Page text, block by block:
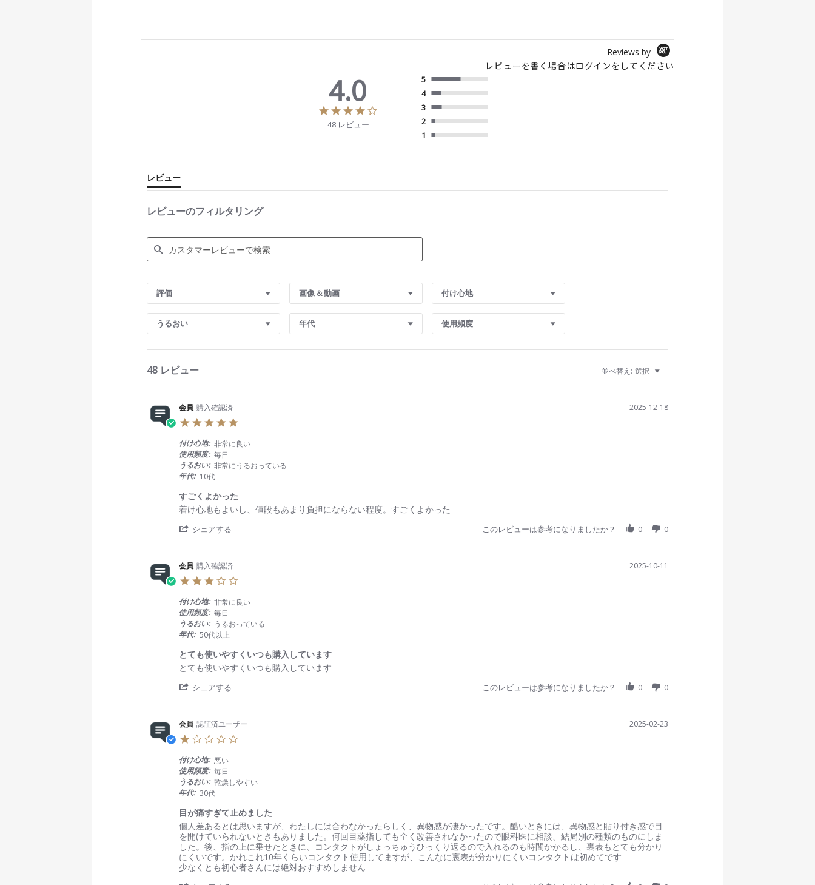
レビューを書く場合はログインをしてください
Reviews by
4.0
a
48 レビュー
5
4
3
2
1
レビュー
レビューのフィルタリング
e
i
評価 画像 & 動画 付け心地
うるおい 年代 使用頻度
48 レビュー 並べ替え: 選択
会員 購入確認済
0
t
a
a
t
g
付け心地: 非常に良い
使用頻度: 毎日
うるおい: 非常にうるおっている
年代: 10代
2025-12-18
すごくよかった
R
v
e
w
b
y
員
o
n
1
D
e
c
2
2
r
v
e
w
s
t
t
i
n
g
ご
く
よ
か
た
着け心地もよいし、値段もあまり負担にならない程度。すごくよかった
シェアする
h
e
i
b
y
会
n
8
2
このレビューは参考になりましたか？ 0 0
会員 購入確認済
0
t
r
a
t
g
付け心地: 非常に良い
使用頻度: 毎日
うるおい: うるおっている
年代: 50代以上
2025-10-11
とても使いやすくいつも購入しています
R
v
e
w
b
y
員
o
n
1
O
c
t
2
0
2
5
r
v
e
w
s
t
t
i
n
g
て
も
使
い
や
す
く
とても使いやすくいつも購入しています
シェアする
h
r
i
e
b
y
会
員
o
n
1
このレビューは参考になりましたか？ 0 0
会員 認証済ユーザー
t
a
r
a
t
i
n
g
付け心地: 悪い
使用頻度: 毎日
うるおい: 乾燥しやすい
年代: 30代
2025-02-23
目が痛すぎて止めました
R
e
v
i
e
r
e
v
i
e
個人差あるとは思いますが、わたしには合わなかったらしく、異物感が凄かったです。酷いときには、異物感と貼り付き感で目
を開けていられないときもありました。何回目薬指しても全く改善されなかったので眼科医に相談、結局別の種類のものにしま
した。後、指の上に乗せたときに、コンタクトがしょっちゅうひっくり返るので入れるのも時間かかるし、裏表もとても分かり
にくいです。かれこれ10年くらいコンタクト使用してますが、こんなに裏表が分かりにくいコンタクトは初めてです
少なくとも初心者さんには絶対おすすめしません